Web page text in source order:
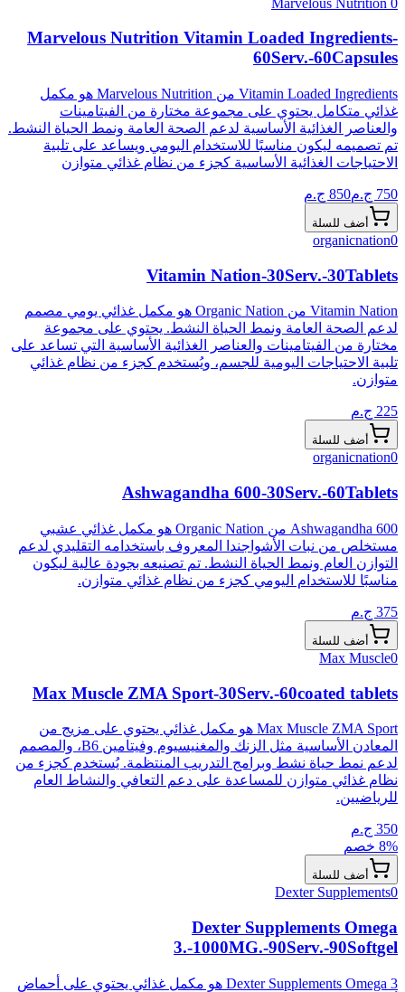
Marvelous Nutrition Vitamin Loaded Ingredients-
60Serv.-60Capsules
Vitamin Loaded Ingredients من Marvelous Nutrition هو مكمل
غذائي متكامل يحتوي على مجموعة مختارة من الفيتامينات
والعناصر الغذائية الأساسية لدعم الصحة العامة ونمط الحياة النشط.
تم تصميمه ليكون مناسبًا للاستخدام اليومي ويساعد على تلبية
الاحتياجات الغذائية الأساسية كجزء من نظام غذائي متوازن
750 ج.م850 ج.م
أضف للسلة
organicnation0
Vitamin Nation-30Serv.-30Tablets
Vitamin Nation من Organic Nation هو مكمل غذائي يومي مصمم
لدعم الصحة العامة ونمط الحياة النشط. يحتوي على مجموعة
مختارة من الفيتامينات والعناصر الغذائية الأساسية التي تساعد على
تلبية الاحتياجات اليومية للجسم، ويُستخدم كجزء من نظام غذائي
متوازن.
225 ج.م
أضف للسلة
organicnation0
Ashwagandha 600-30Serv.-60Tablets
Ashwagandha 600 من Organic Nation هو مكمل غذائي عشبي
مستخلص من نبات الأشواجندا المعروف باستخدامه التقليدي لدعم
التوازن العام ونمط الحياة النشط. تم تصنيعه بجودة عالية ليكون
مناسبًا للاستخدام اليومي كجزء من نظام غذائي متوازن.
375 ج.م
أضف للسلة
Max Muscle0
Max Muscle ZMA Sport-30Serv.-60coated tablets
Max Muscle ZMA Sport هو مكمل غذائي يحتوي على مزيج من
المعادن الأساسية مثل الزنك والمغنيسيوم وفيتامين B6، والمصمم
لدعم نمط حياة نشط وبرامج التدريب المنتظمة. يُستخدم كجزء من
نظام غذائي متوازن للمساعدة على دعم التعافي والنشاط العام
للرياضيين.
350 ج.م
8% خصم
أضف للسلة
Dexter Supplements0
Dexter Supplements Omega
3.-1000MG.-90Serv.-90Softgel
Dexter Supplements Omega 3 هو مكمل غذائي يحتوي على أحماض